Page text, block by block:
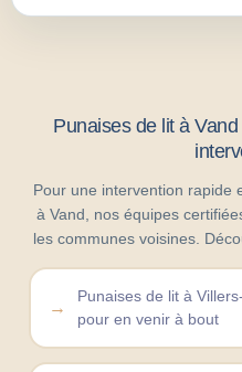
Punaises de lit à
Pour une intervention rapide
à Vand, nos équipes
les communes voisines.
Punaises de lit à
pour en venir à bout